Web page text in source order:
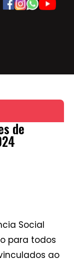
de
Social
para todos
ao